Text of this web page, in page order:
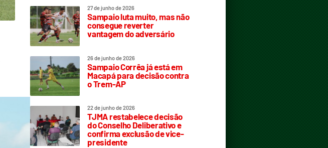
27 de junho de 2026
Sampaio luta muito, mas não
consegue reverter
vantagem do adversário
26 de junho de 2026
Sampaio Corrêa já está em
Macapá para decisão contra
o Trem-AP
22 de junho de 2026
TJMA restabelece decisão
do Conselho Deliberativo e
confirma exclusão de vice-
presidente